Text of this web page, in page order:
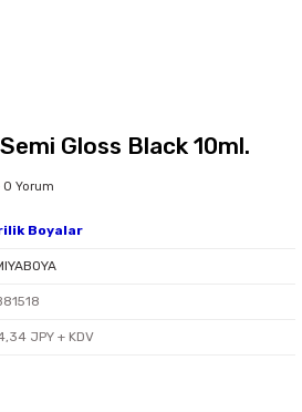
Gloss Black 10ml.
Yorum
Boyalar
JPY + KDV